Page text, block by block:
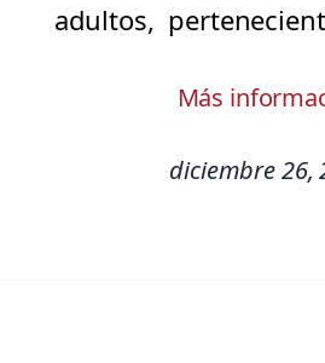
adultos,
Más
diciembre 26,